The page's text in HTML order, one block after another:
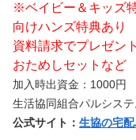
※ベイビー＆キッズ
向けハンズ特典あり
資料請求でプレゼン
おためしセットなど
加入時出資金：1000円
生活協同組合パルシス
公式サイト： 生協の宅